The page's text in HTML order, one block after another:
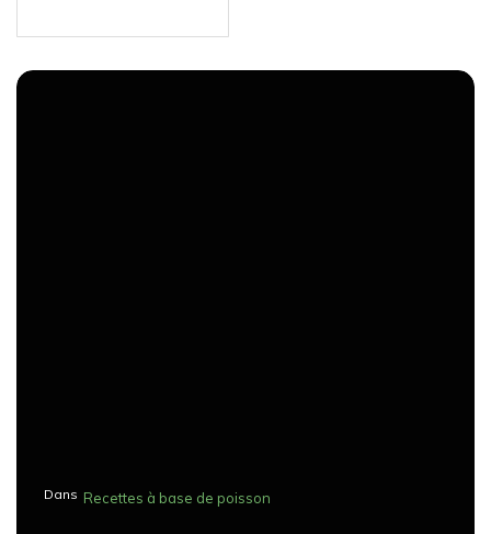
Dans Recettes à base de poisson